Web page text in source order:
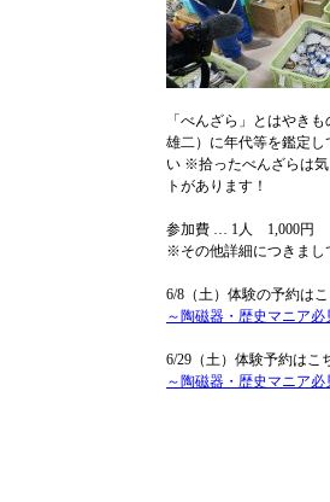
「べんざら」とはやき
雄二）に年代等を鑑定
い ※拾ったべんざらは
トがあります！
参加費 … 1人 1,000円
※その他詳細につきまし
6/8（土）体験の予約は
～陶磁器・歴史マニア必
6/29（土）体験予約は
～陶磁器・歴史マニア必